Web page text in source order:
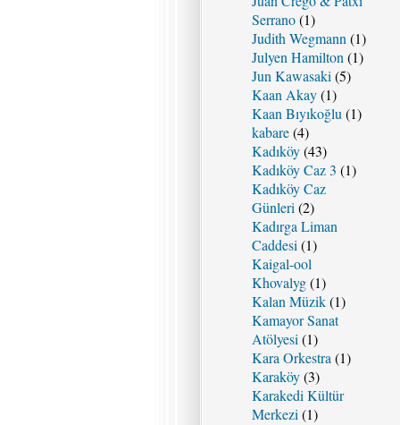
Serrano(1)
Judith Wegmann (1)
Julyen Hamilton (1)
Jun Kawasaki (5)
Kaan Akay(1)
Kaan Bıyıkoğlu (1)
kabare(4)
Kadıköy(43)
Kadıköy Caz 3 (1)
Kadıköy Caz
Günleri (2)
Kadırga Liman
Caddesi (1)
Kaigal-ool
Khovalyg(1)
Kalan Müzik(1)
Kamayor Sanat
Atölyesi (1)
Kara Orkestra (1)
Karaköy(3)
Karakedi Kültür
Merkezi (1)